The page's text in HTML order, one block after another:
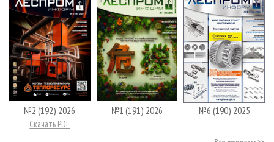
№2 (192) 2026
Скачать PDF
№1 (191) 2026 №6 (190) 2025